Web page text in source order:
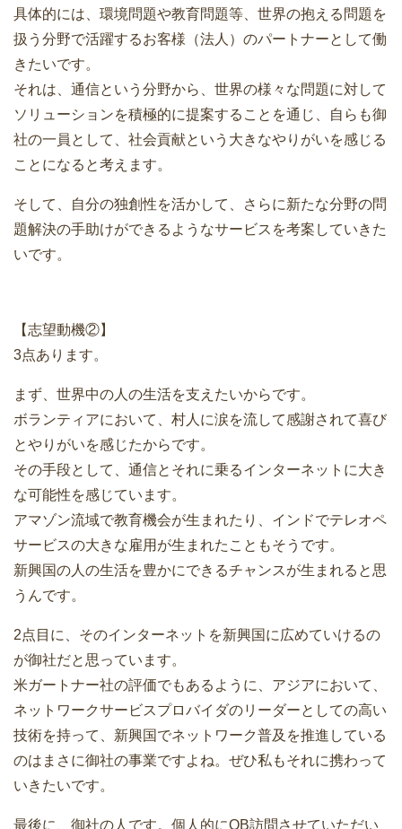
具体的には、環境問題や教育問題等、世界の抱える問題を
扱う分野で活躍するお客様（法人）のパートナーとして働
きたいです。
それは、通信という分野から、世界の様々な問題に対して
ソリューションを積極的に提案することを通じ、自らも御
社の一員として、社会貢献という大きなやりがいを感じる
ことになると考えます。
そして、自分の独創性を活かして、さらに新たな分野の問
題解決の手助けができるようなサービスを考案していきた
いです。
【志望動機②】
3点あります。
まず、世界中の人の生活を支えたいからです。
ボランティアにおいて、村人に涙を流して感謝されて喜び
とやりがいを感じたからです。
その手段として、通信とそれに乗るインターネットに大き
な可能性を感じています。
アマゾン流域で教育機会が生まれたり、インドでテレオペ
サービスの大きな雇用が生まれたこともそうです。
新興国の人の生活を豊かにできるチャンスが生まれると思
うんです。
2点目に、そのインターネットを新興国に広めていけるの
が御社だと思っています。
米ガートナー社の評価でもあるように、アジアにおいて、
ネットワークサービスプロバイダのリーダーとしての高い
技術を持って、新興国でネットワーク普及を推進している
のはまさに御社の事業ですよね。ぜひ私もそれに携わって
いきたいです。
最後に、御社の人です。個人的にOB訪問させていただい